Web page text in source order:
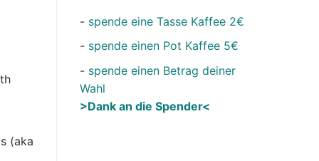
(aka
- spende eine Tasse Kaffee 2€
- spende einen Pot Kaffee 5€
- spende einen Betrag deiner
Wahl
>Dank an die Spender<